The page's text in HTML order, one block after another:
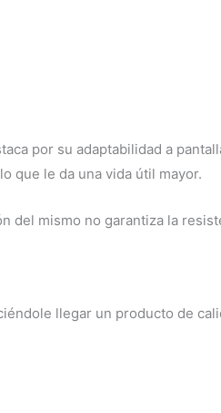
por su adaptabilidad a
que le da una vida útil mayor.
del mismo no garantiza la
llegar un producto de